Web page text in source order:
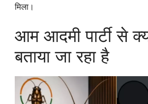
मिला।
आम आदमी पार्टी से
बताया जा रहा है